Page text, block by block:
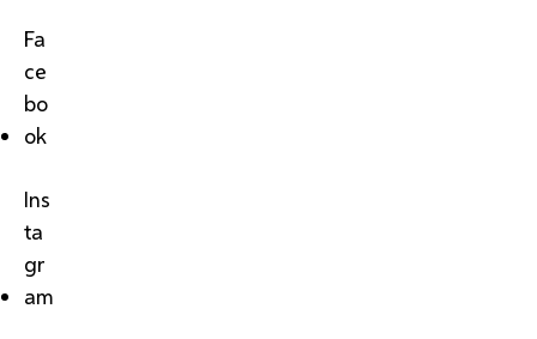
Fa
ce
bo
ok
Ins
ta
gr
am